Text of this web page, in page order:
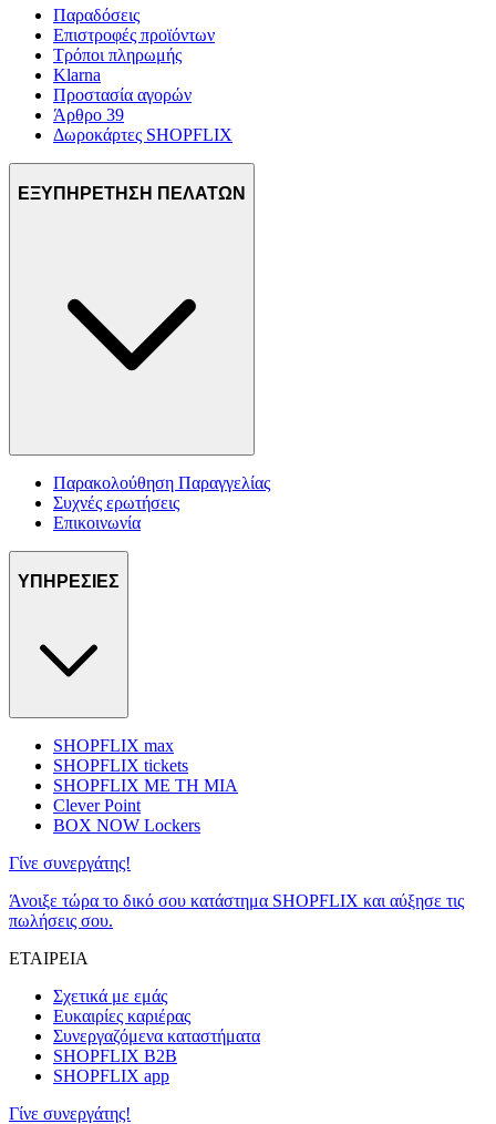
Παραδόσεις
Επιστροφές προϊόντων
Τρόποι πληρωμής
Klarna
Προστασία αγορών
Άρθρο 39
Δωροκάρτες SHOPFLIX
ΕΞΥΠΗΡΕΤΗΣΗ ΠΕΛΑΤΩΝ
Παρακολούθηση Παραγγελίας
Συχνές ερωτήσεις
Επικοινωνία
ΥΠΗΡΕΣΙΕΣ
SHOPFLIX max
SHOPFLIX tickets
SHOPFLIX ΜΕ ΤΗ ΜΙΑ
Clever Point
BOX NOW Lockers
Γίνε συνεργάτης!
Άνοιξε τώρα το δικό σου κατάστημα SHOPFLIX και αύξησε τις
πωλήσεις σου.
ΕΤΑΙΡΕΙΑ
Σχετικά με εμάς
Ευκαιρίες καριέρας
Συνεργαζόμενα καταστήματα
SHOPFLIX B2B
SHOPFLIX app
Γίνε συνεργάτης!